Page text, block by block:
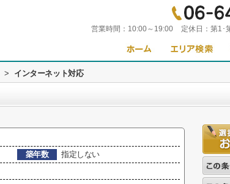
営業時間： 10:00～19:00 定休日： 第1･
> インターネット対応
築年数
指定しない